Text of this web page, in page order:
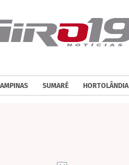
SUMARÉ HORTOLÂNDIA